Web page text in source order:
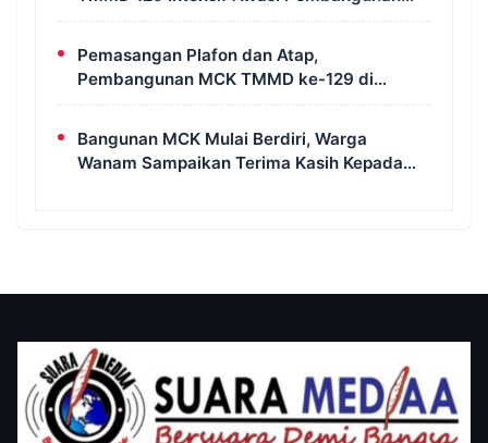
MCK di Wanam
Pemasangan Plafon dan Atap,
Pembangunan MCK TMMD ke-129 di
Kampung Wanam Hampir Rampung
Bangunan MCK Mulai Berdiri, Warga
Wanam Sampaikan Terima Kasih Kepada